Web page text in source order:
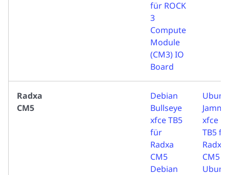
für ROCK
3
Compute
Module
(CM3) IO
Board
Radxa
CM5
Debian
Bullseye
xfce TB5
für
Radxa
CM5
Debian
Jammy
xfce
TB5
Radxa
CM5